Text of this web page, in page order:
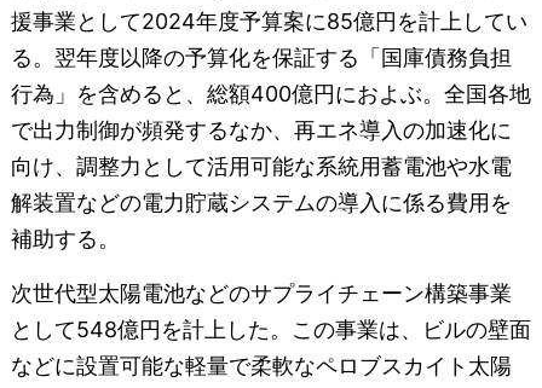
援事業として2024年度予算案に85億円を計上してい
る。翌年度以降の予算化を保証する「国庫債務負担
行為」を含めると、総額400億円におよぶ。全国各地
で出力制御が頻発するなか、再エネ導入の加速化に
向け、調整力として活用可能な系統用蓄電池や水電
解装置などの電力貯蔵システムの導入に係る費用を
補助する。
次世代型太陽電池などのサプライチェーン構築事業
として548億円を計上した。この事業は、ビルの壁面
などに設置可能な軽量で柔軟なペロブスカイト太陽